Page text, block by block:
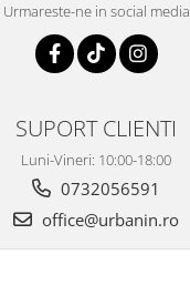
Urmareste-ne in social media
SUPORT CLIENTI
Luni-Vineri: 10:00-18:00
0732056591
office@urbanin.ro